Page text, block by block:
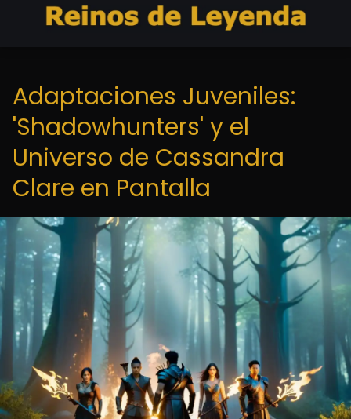
Adaptaciones Juveniles:
'Shadowhunters' y el
Universo de Cassandra
Clare en Pantalla